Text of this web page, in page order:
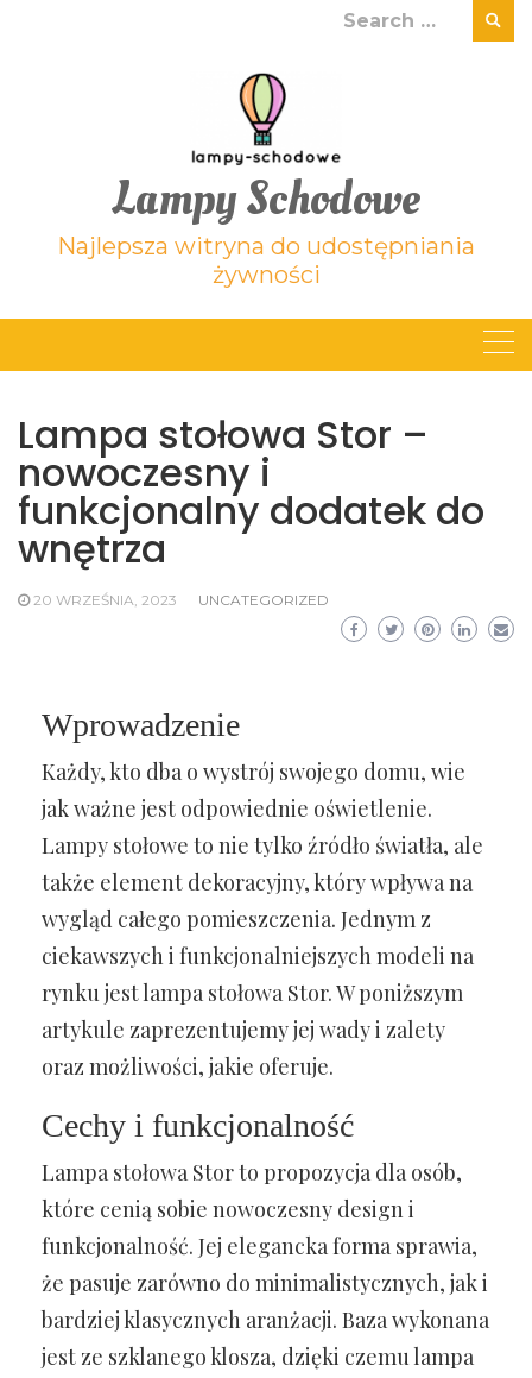
Search
Lampy Schodowe
Najlepsza witryna do udostępniania
żywności
Lampa stołowa Stor –
nowoczesny i
funkcjonalny dodatek do
wnętrza
20 WRZEŚNIA, 2023 UNCATEGORIZED
Wprowadzenie
Każdy, kto dba o wystrój swojego domu, wie
jak ważne jest odpowiednie oświetlenie.
Lampy stołowe to nie tylko źródło światła, ale
także element dekoracyjny, który wpływa na
wygląd całego pomieszczenia. Jednym z
ciekawszych i funkcjonalniejszych modeli na
rynku jest lampa stołowa Stor. W poniższym
artykule zaprezentujemy jej wady i zalety
oraz możliwości, jakie oferuje.
Cechy i funkcjonalność
Lampa stołowa Stor to propozycja dla osób,
które cenią sobie nowoczesny design i
funkcjonalność. Jej elegancka forma sprawia,
że pasuje zarówno do minimalistycznych, jak i
bardziej klasycznych aranżacji. Baza wykonana
jest ze szklanego klosza, dzięki czemu lampa